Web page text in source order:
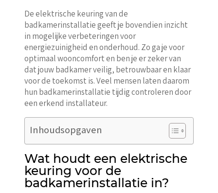
De elektrische keuring van de
badkamerinstallatie geeft je bovendien inzicht
in mogelijke verbeteringen voor
energiezuinigheid en onderhoud. Zo ga je voor
optimaal wooncomfort en ben je er zeker van
dat jouw badkamer veilig, betrouwbaar en klaar
voor de toekomst is. Veel mensen laten daarom
hun badkamerinstallatie tijdig controleren door
een erkend installateur.
Inhoudsopgaven
Wat houdt een elektrische
keuring voor de
badkamerinstallatie in?